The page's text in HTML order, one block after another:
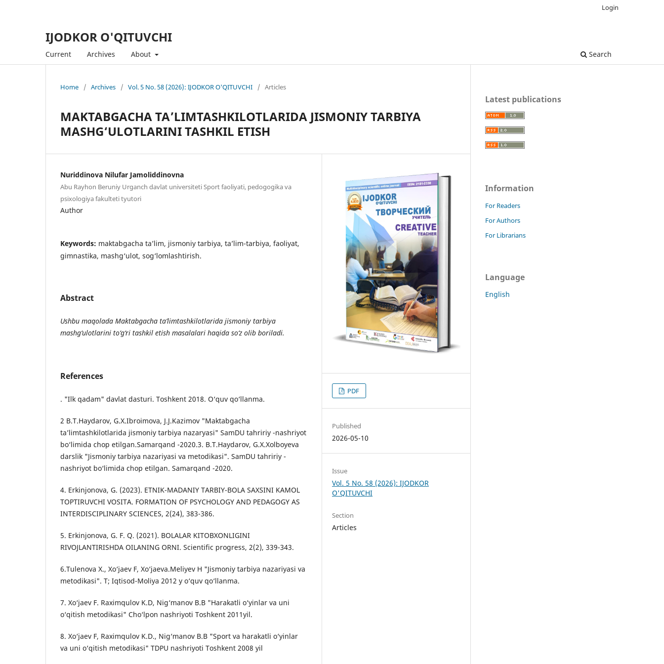
IJODKOR O'QITUVCHI
Current Archives About Search
Login
Home / Archives / Vol. 5 No. 58 (2026): IJODKOR O'QITUVCHI / Articles
MAKTABGACHA TA’LIMTASHKILOTLARIDA JISMONIY TARBIYA
MASHG‘ULOTLARINI TASHKIL ETISH
Nuriddinova Nilufar Jamoliddinovna
Abu Rayhon Beruniy Urganch davlat universiteti Sport faoliyati, pedogogika va
psixologiya fakulteti tyutori
Author
Keywords: maktabgacha ta’lim, jismoniy tarbiya, ta’lim-tarbiya, faoliyat,
gimnastika, mashg‘ulot, sog‘lomlashtirish.
Abstract
Ushbu maqolada Maktabgacha ta’limtashkilotlarida jismoniy tarbiya
mashg‘ulotlarini to‘g‘ri tashkil etish masalalari haqida so‘z olib boriladi.
References
. "Ilk qadam" davlat dasturi. Toshkent 2018. O‘quv qo‘llanma.
2 B.T.Haydarov, G.X.Ibroimova, J.J.Kazimov "Maktabgacha
ta’limtashkilotlarida jismoniy tarbiya nazaryasi" SamDU tahririy -nashriyot
bo‘limida chop etilgan.Samarqand -2020.3. B.T.Haydarov, G.X.Xolboyeva
darslik "Jismoniy tarbiya nazariyasi va metodikasi". SamDU tahririy -
nashriyot bo‘limida chop etilgan. Samarqand -2020.
4. Erkinjonova, G. (2023). ETNIK-MADANIY TARBIY-BOLA SAXSINI KAMOL
TOPTIRUVCHI VOSITA. FORMATION OF PSYCHOLOGY AND PEDAGOGY AS
INTERDISCIPLINARY SCIENCES, 2(24), 383-386.
5. Erkinjonova, G. F. Q. (2021). BOLALAR KITOBXONLIGINI
RIVOJLANTIRISHDA OILANING ORNI. Scientific progress, 2(2), 339-343.
6.Tulenova X., Xo‘jaev F, Xo‘jaeva.Meliyev H "Jismoniy tarbiya nazariyasi va
metodikasi". T; Iqtisod-Moliya 2012 y o‘quv qo‘llanma.
7. Xo‘jaev F. Raximqulov K.D, Nig‘manov B.B "Harakatli o‘yinlar va uni
o‘qitish metodikasi" Cho‘lpon nashriyoti Toshkent 2011yil.
8. Xo‘jaev F, Raximqulov K.D., Nig‘manov B.B "Sport va harakatli o‘yinlar
va uni o‘qitish metodikasi" TDPU nashriyoti Toshkent 2008 yil
PDF
Published
2026-05-10
Issue
Vol. 5 No. 58 (2026): IJODKOR
O'QITUVCHI
Section
Articles
Latest publications
Information
For Readers
For Authors
For Librarians
Language
English